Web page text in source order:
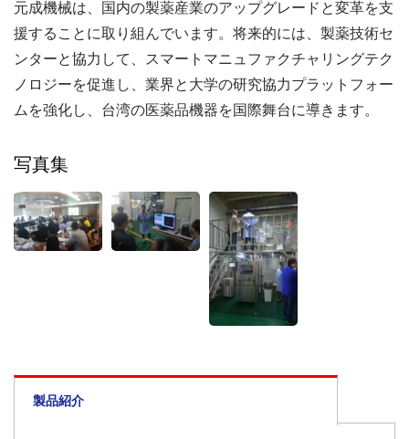
元成機械は、国内の製薬産業のアップグレードと変革を支
援することに取り組んでいます。将来的には、製薬技術セ
ンターと協力して、スマートマニュファクチャリングテク
ノロジーを促進し、業界と大学の研究協力プラットフォー
ムを強化し、台湾の医薬品機器を国際舞台に導きます。
写真集
製品紹介